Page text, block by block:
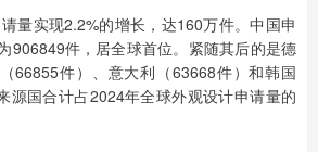
量实现2.2%的增长，达160万件。中国申
906849件，居全球首位。紧随其后的是德
66855件）、意大利（63668件）和韩国
源国合计占2024年全球外观设计申请量的